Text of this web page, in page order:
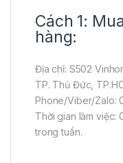
Cách 1:
hàng:
Địa chỉ: S502
TP. Thủ Đức,
Phone/Viber/Zalo:
Thời gian làm việc:
trong tuần.